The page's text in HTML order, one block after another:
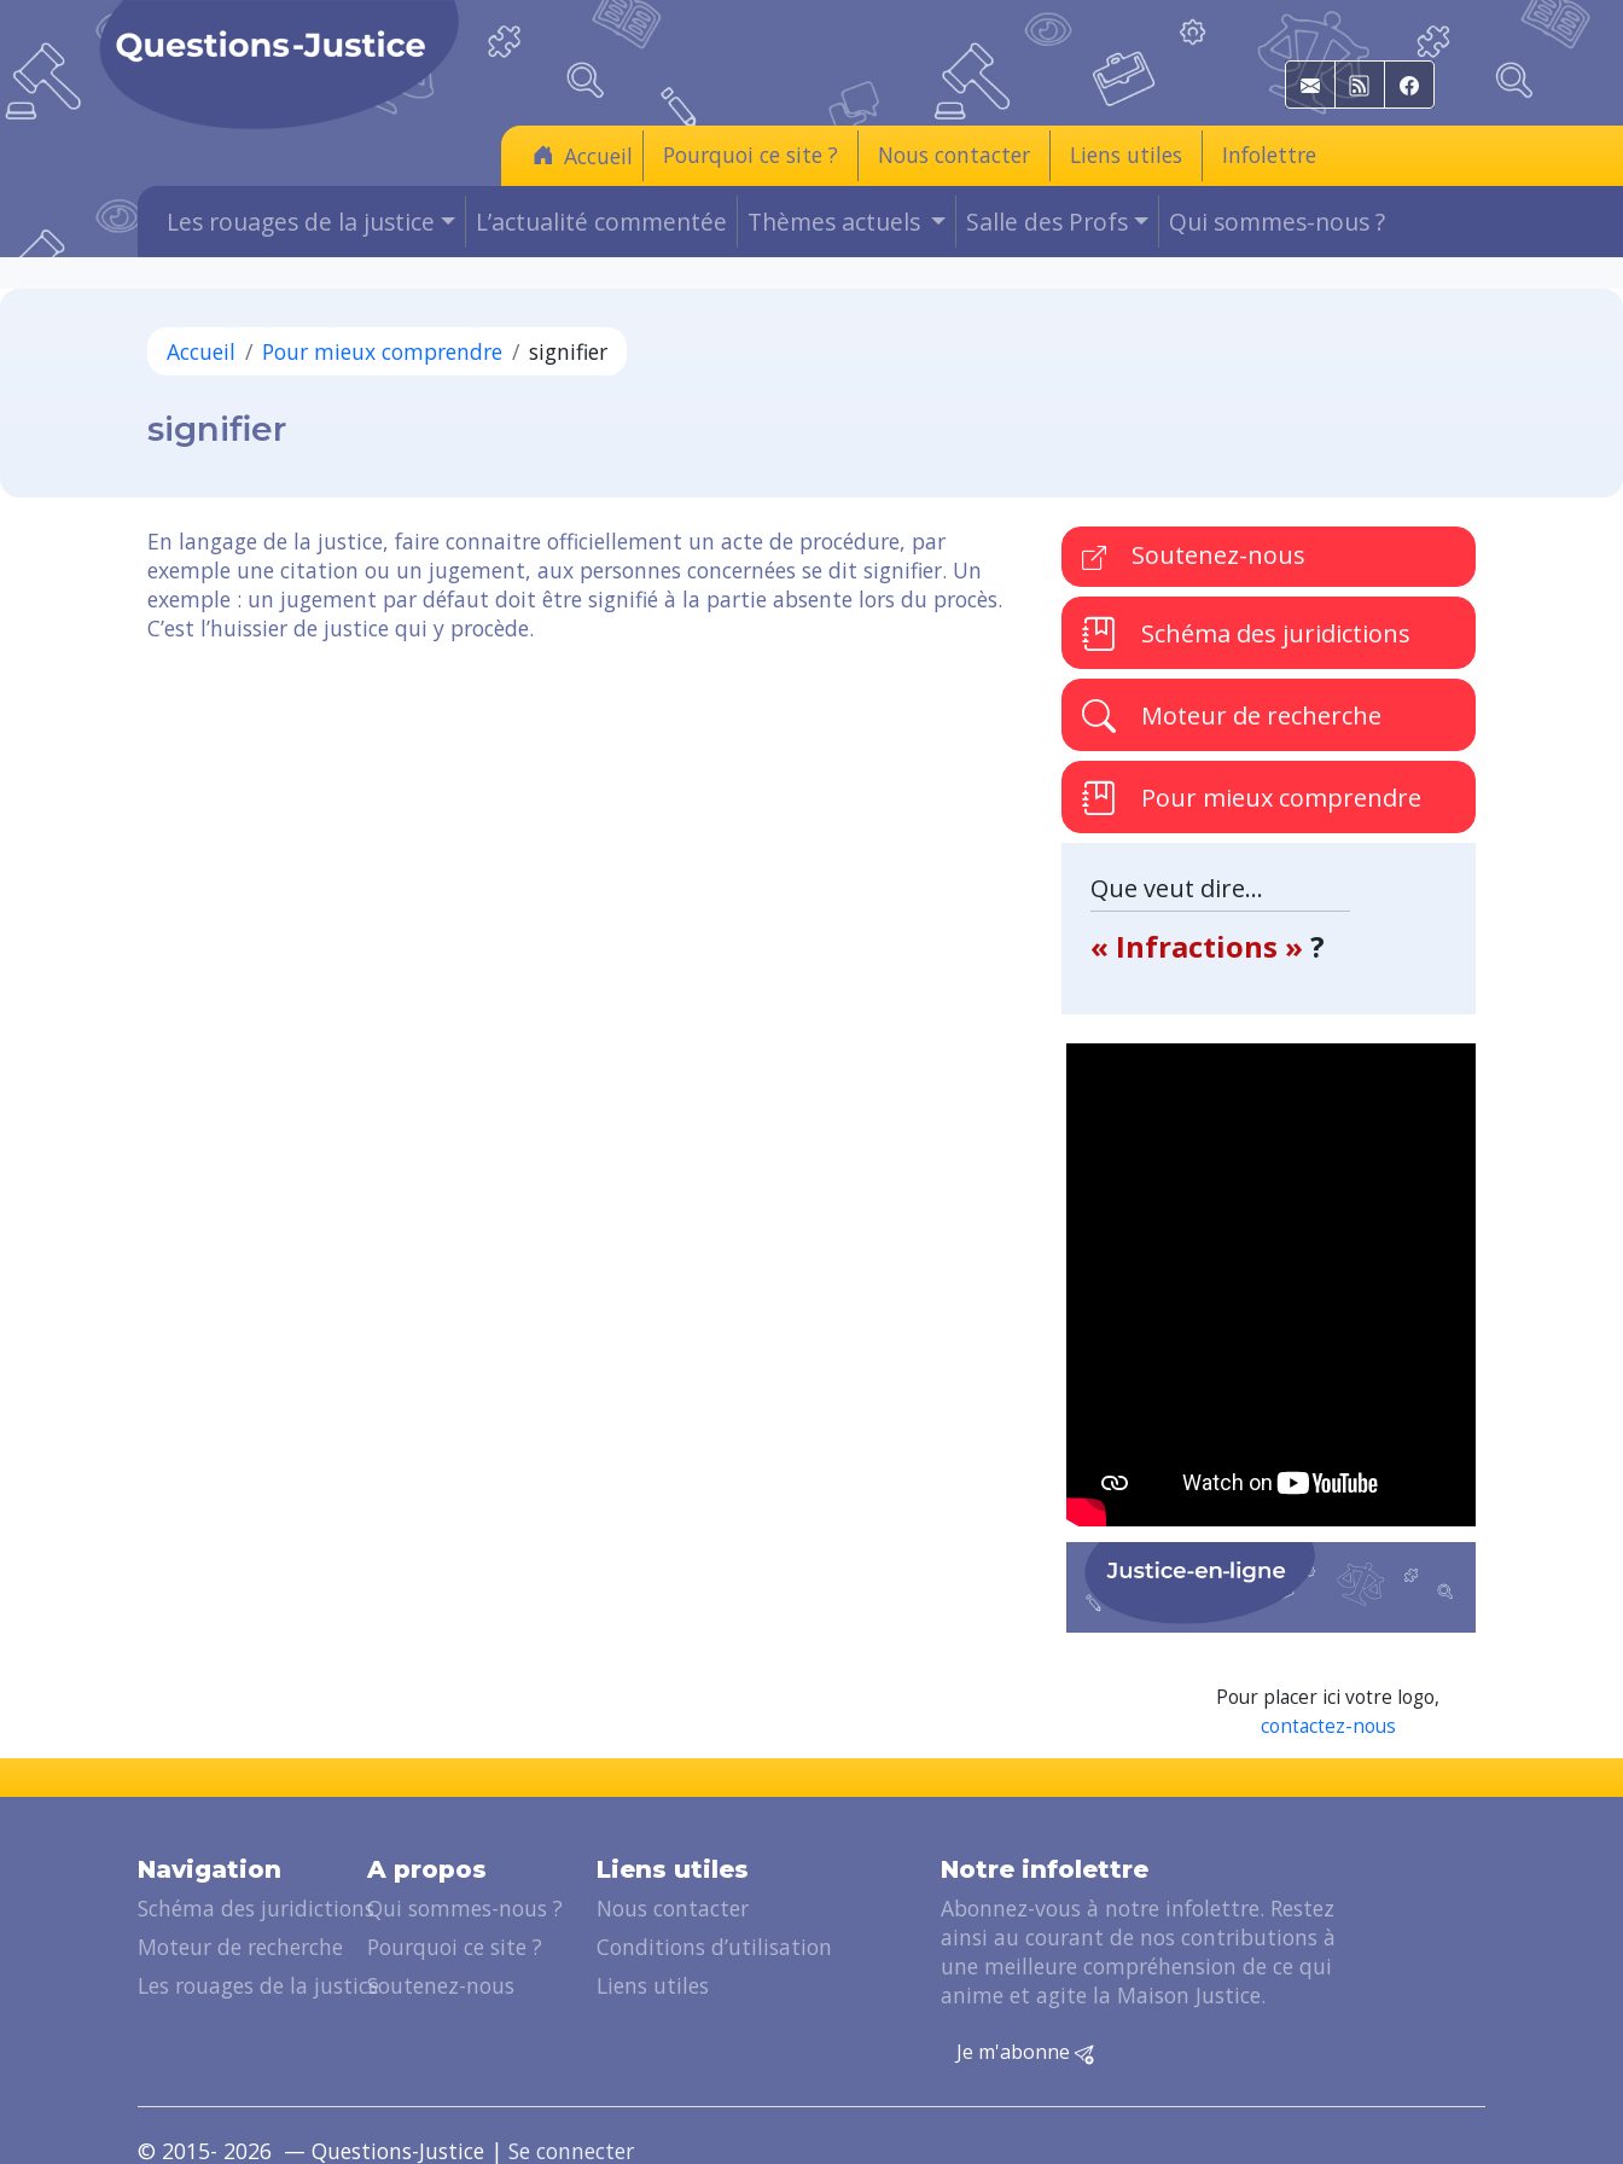
E-mail RSS Facebook
Accueil Pourquoi ce site ? Nous contacter Liens utiles Infolettre
Les rouages de la justice L’actualité commentée Thèmes actuels Salle des Profs Qui sommes-nous ?
Accueil Pour mieux comprendre signifier
signifier
En langage de la justice, faire connaitre officiellement un acte de procédure, par
exemple une citation ou un jugement, aux personnes concernées se dit signifier. Un
exemple : un jugement par défaut doit être signifié à la partie absente lors du procès.
C’est l’huissier de justice qui y procède.
Soutenez-nous
Schéma des juridictions
Moteur de recherche
Pour mieux comprendre
Que veut dire...
« Infractions »?
Pour placer ici votre logo,
contactez-nous
Navigation
Schéma des juridictions
Moteur de recherche
Les rouages de la justice
A propos
Qui sommes-nous ?
Pourquoi ce site ?
Soutenez-nous
Liens utiles
Nous contacter
Conditions d’utilisation
Liens utiles
Notre infolettre
Abonnez-vous à notre infolettre. Restez
ainsi au courant de nos contributions à
une meilleure compréhension de ce qui
anime et agite la Maison Justice.
Je m'abonne
© 2015- 2026 — Questions-Justice | Se connecter